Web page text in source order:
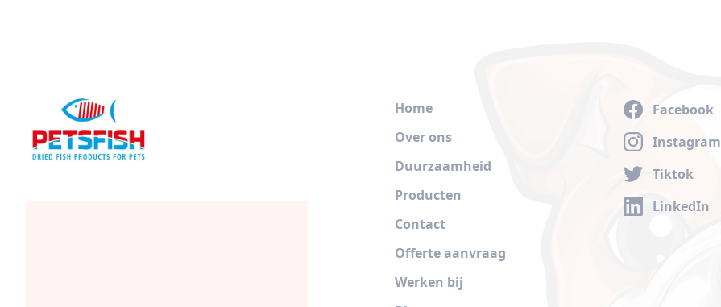
Home
Over ons
Duurzaamheid
Producten
Contact
Offerte aanvraag
Werken bij
Facebook
Instagram
Tiktok
LinkedIn